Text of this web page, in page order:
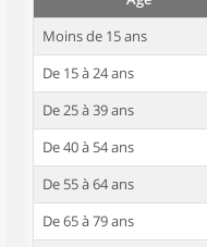
Moins de 15 ans
De 15 à 24 ans
De 25 à 39 ans
De 40 à 54 ans
De 55 à 64 ans
De 65 à 79 ans